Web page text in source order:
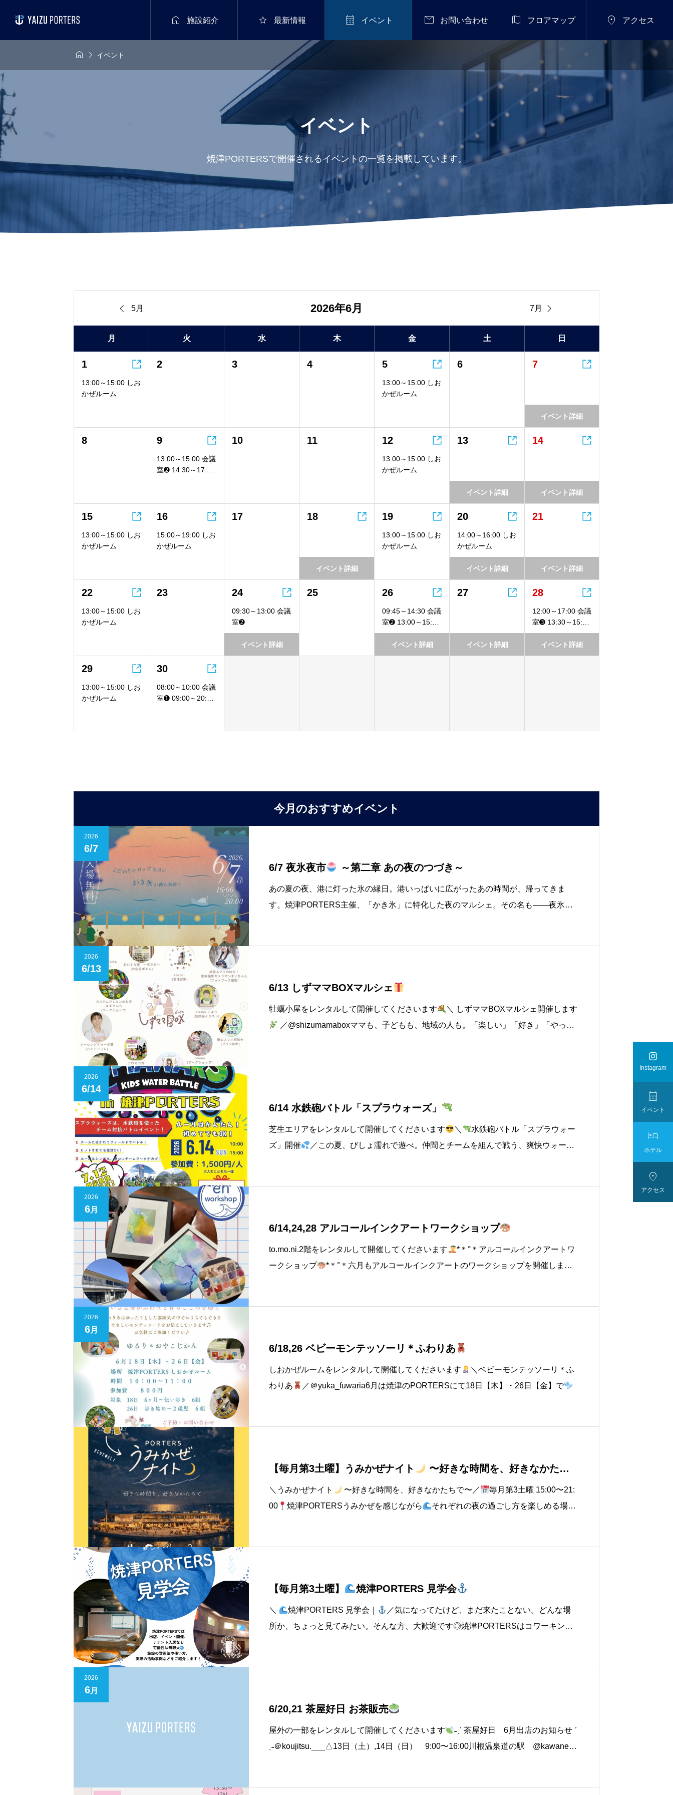
 施設紹介  最新情報  イベント  お問い合わせ  フロアマップ  アクセス
  イベント
イベント
焼津PORTERSで開催されるイベントの一覧を掲載しています。
 5月 2026年6月 7月 
月 火 水 木 金 土 日
1 
13:00～15:00 しお
かぜルーム
2 3 4 5 
13:00～15:00 しお
かぜルーム
6 7 
イベント詳細
8 9 
13:00～15:00 会議
室➋ 14:30～17:00
10 11 12 
13:00～15:00 しお
かぜルーム
13 
イベント詳細
14 
イベント詳細
15 
13:00～15:00 しお
かぜルーム
16 
15:00～19:00 しお
かぜルーム
17 18 
イベント詳細
19 
13:00～15:00 しお
かぜルーム
20 
14:00～16:00 しお
かぜルーム
イベント詳細
21 
イベント詳細
22 
13:00～15:00 しお
かぜルーム
23 24 
09:30～13:00 会議
室➋
イベント詳細
25 26 
09:45～14:30 会議
室➋ 13:00～15:00
しおかぜルーム
イベント詳細
27 
イベント詳細
28 
12:00～17:00 会議
室➌ 13:30～15:30
コワークB面貸切
イベント詳細
29 
13:00～15:00 しお
かぜルーム
30 
08:00～10:00 会議
室➊ 09:00～20:00
今月のおすすめイベント
2026
6/7
6/7 夜氷夜市
～第二章 あの夜のつづき～
あの夏の夜、港に灯った氷の縁日。港いっぱいに広がったあの時間が、帰ってきま
す。焼津PORTERS主催、「かき氷」に特化した夜のマルシェ。その名も——夜氷夜
2026
6/13
6/13 しずママBOXマルシェ
牡蠣小屋をレンタルして開催してくださいます
＼ しずママBOXマルシェ開催します
／@shizumamaboxママも、子どもも、地域の人も。「楽しい」「好き」「やって
2026
6/14
6/14 水鉄砲バトル「スプラウォーズ」
芝生エリアをレンタルして開催してくださいます ＼
水鉄砲バトル「スプラウォー
ズ」開催
／この夏、びしょ濡れで遊べ。仲間とチームを組んで戦う、爽快ウォータ
2026
6月
6/14,24,28 アルコールインクアートワークショップ
to.mo.ni.2階をレンタルして開催してくださいます
*＊°＊アルコールインクアートワ
ークショップ
*＊°＊六月もアルコールインクアートのワークショップを開催しま
2026
6月
6/18,26 ベビーモンテッソーリ＊ふわりあ
しおかぜルームをレンタルして開催してくださいます
＼ベビーモンテッソーリ＊ふ
わりあ
／＠yuka_fuwaria6月は焼津のPORTERSにて18日【木】・26日【金】で
【毎月第3土曜】うみかぜナイト
〜好きな時間を、好きなかたち
で〜
＼うみかぜナイト 〜好きな時間を、好きなかたちで〜／
毎月第3土曜 15:00〜21:
00
焼津PORTERSうみかぜを感じながら
それぞれの夜の過ごし方を楽しめる場所
【毎月第3土曜】 焼津PORTERS 見学会
＼ 焼津PORTERS 見学会｜
／気になってたけど、まだ来たことない。どんな場
所か、ちょっと見てみたい。そんな方、大歓迎です◎焼津PORTERSはコワーキン
2026
6月
6/20,21 茶屋好日 お茶販売
屋外の一部をレンタルして開催してくださいます
˗ˏˋ 茶屋好日 6月出店のお知らせ ˊ
ˎ˗＠koujitsu.___△13日（土）,14日（日） 9:00〜16:00川根温泉道の駅 @kawaneon

Instagram

イベント

ホテル

アクセス